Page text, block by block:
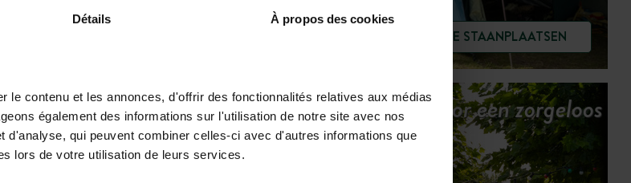
Détails À propos des cookies
le contenu et les annonces, d'offrir des fonctionnalités relatives aux médias
également des informations sur l'utilisation de notre site avec nos
d'analyse, qui peuvent combiner celles-ci avec d'autres informations que
lors de votre utilisation de leurs services.
BEKIJK DE STAANPLAATSEN
Onze services voor een zorgeloos
verblijf